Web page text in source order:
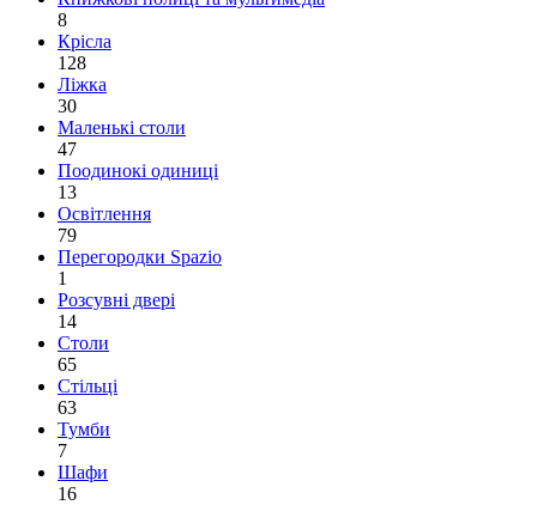
8
Крісла
128
Ліжка
30
Маленькі столи
47
Поодинокі одиниці
13
Освітлення
79
Перегородки Spazio
1
Розсувні двері
14
Столи
65
Стільці
63
Тумби
7
Шафи
16